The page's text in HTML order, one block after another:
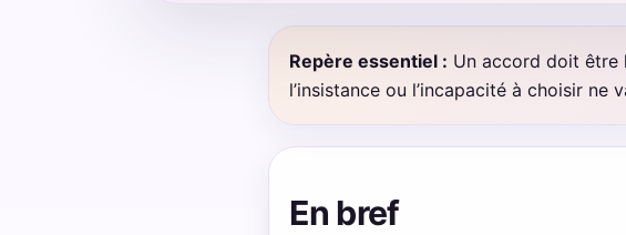
Repère essentiel : Un accord doit être
l’insistance ou l’incapacité à choisir ne
En bref